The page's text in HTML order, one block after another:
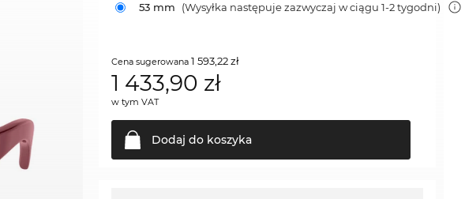
53 mm (Wysyłka następuje zazwyczaj w ciągu 1-2 tygodni)
Cena sugerowana1 593,22 zł
1 433,90 zł
w tym VAT
Dodaj do koszyka